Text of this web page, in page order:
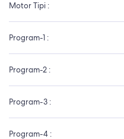
Motor Tipi :
Program-1 :
Program-2 :
Program-3 :
Program-4 :